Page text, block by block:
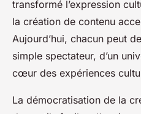
transformé l’expression
la création de contenu
Aujourd’hui, chacun peut
simple spectateur, d’un
cœur des expériences
La démocratisation de la